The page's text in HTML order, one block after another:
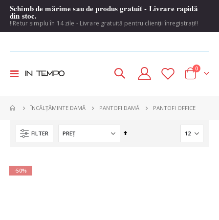
Schimb de mărime sau de produs gratuit - Livrare rapidă
din stoc.
!!Retur simplu în 14 zile - Livrare gratuită pentru clienții înregistrați!!
Toggle
Cart
0items
ÎNCĂLȚĂMINTE DAMĂ PANTOFI DAMĂ PANTOFI OFFICE
FILTER
Set
-50%